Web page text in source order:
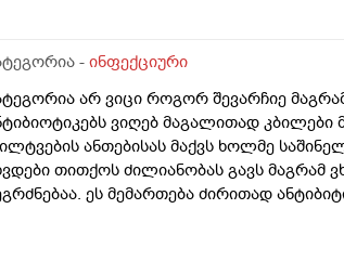
და ეს მეირე დღეს რო უნდა
- ინფექციური
არ ვიცი როგორ შევარჩიე
ვიღებ მაგალითად კბილები
ანთებისას მაქვს ხოლმე
თითქოს ძილიანობას გავს მაგრამ
ეს მემართება ძირითად
სასიშია? ეს ვკითხე ხელოვნურ